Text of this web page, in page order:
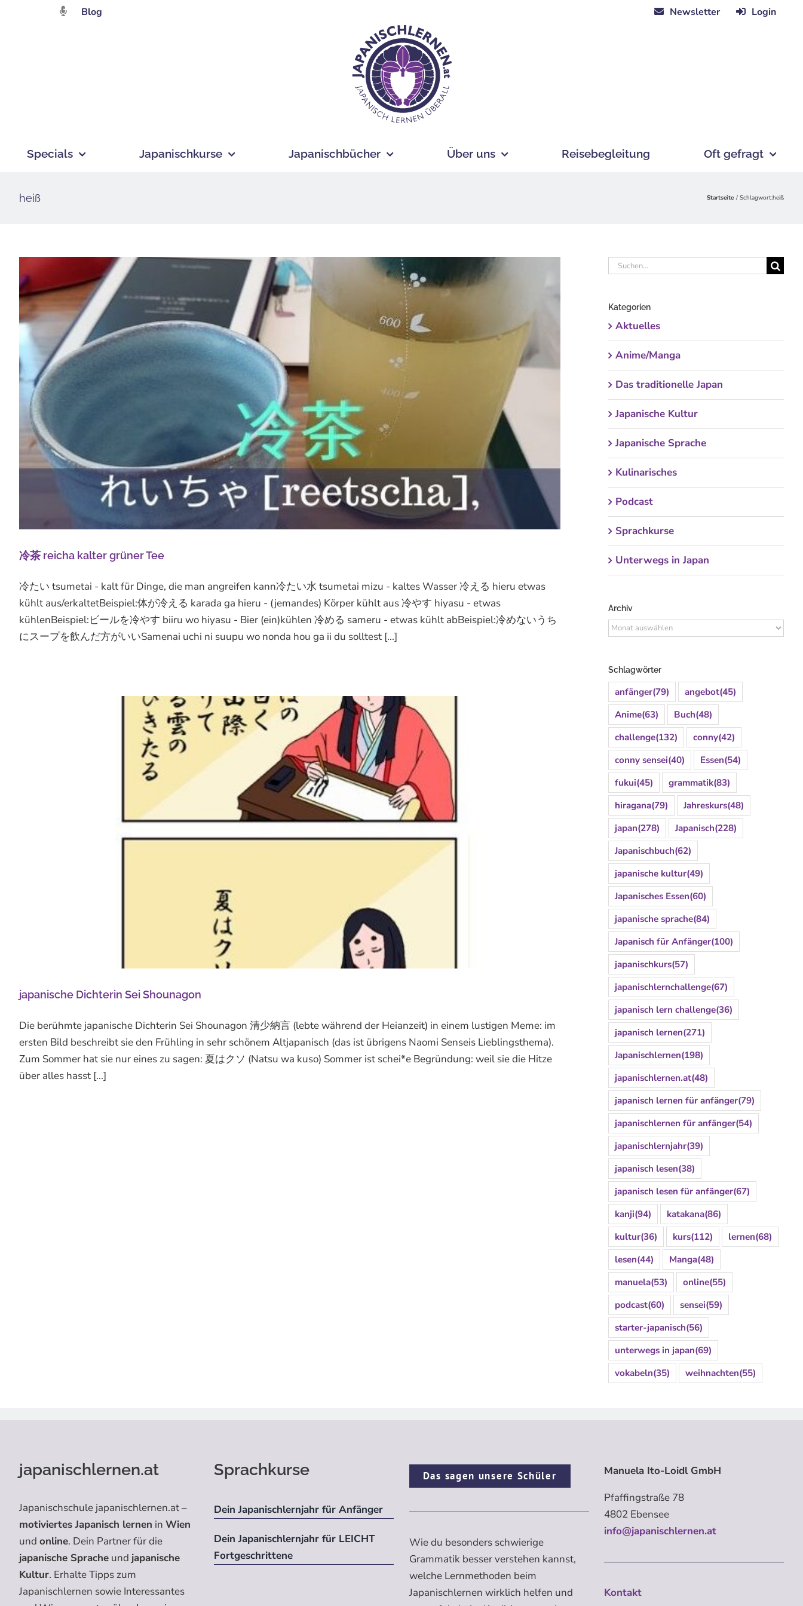
Blog Newsletter Login
Specials Japanischkurse Japanischbücher Über uns Reisebegleitung Oft gefragt
heiß Startseite Schlagwort:heiß
冷茶 reicha kalter grüner Tee
冷たい tsumetai - kalt für Dinge, die man angreifen kann冷たい水 tsumetai mizu - kaltes Wasser 冷える hieru etwas
kühlt aus/erkaltetBeispiel:体が冷える karada ga hieru - (jemandes) Körper kühlt aus 冷やす hiyasu - etwas
kühlenBeispiel:ビールを冷やす biiru wo hiyasu - Bier (ein)kühlen 冷める sameru - etwas kühlt abBeispiel:冷めないうち
にスープを飲んだ方がいいSamenai uchi ni suupu wo nonda hou ga ii du solltest [...]
japanische Dichterin Sei Shounagon
Die berühmte japanische Dichterin Sei Shounagon 清少納言 (lebte während der Heianzeit) in einem lustigen Meme: im
ersten Bild beschreibt sie den Frühling in sehr schönem Altjapanisch (das ist übrigens Naomi Senseis Lieblingsthema).
Zum Sommer hat sie nur eines zu sagen: 夏はクソ (Natsu wa kuso) Sommer ist schei*e Begründung: weil sie die Hitze
über alles hasst [...]
Suche
Kategorien
Aktuelles
Anime/Manga
Das traditionelle Japan
Japanische Kultur
Japanische Sprache
Kulinarisches
Podcast
Sprachkurse
Unterwegs in Japan
Archiv
Archiv
Schlagwörter
anfänger(79) angebot(45)
Anime(63) Buch(48)
challenge(132) conny(42)
conny sensei(40) Essen(54)
fukui(45) grammatik(83)
hiragana(79) Jahreskurs(48)
japan(278) Japanisch(228)
Japanischbuch(62)
japanische kultur(49)
Japanisches Essen(60)
japanische sprache(84)
Japanisch für Anfänger(100)
japanischkurs(57)
japanischlernchallenge(67)
japanisch lern challenge(36)
japanisch lernen(271)
Japanischlernen(198)
japanischlernen.at(48)
japanisch lernen für anfänger(79)
japanischlernen für anfänger(54)
japanischlernjahr(39)
japanisch lesen(38)
japanisch lesen für anfänger(67)
kanji(94) katakana(86)
kultur(36) kurs(112) lernen(68)
lesen(44) Manga(48)
manuela(53) online(55)
podcast(60) sensei(59)
starter-japanisch(56)
unterwegs in japan(69)
vokabeln(35) weihnachten(55)
japanischlernen.at
Japanischschule japanischlernen.at –
motiviertes Japanisch lernen in Wien
und online. Dein Partner für die
japanische Spracheund japanische
Kultur. Erhalte Tipps zum
Japanischlernen sowie Interessantes
Sprachkurse
Dein Japanischlernjahr für Anfänger
Dein Japanischlernjahr für LEICHT
Fortgeschrittene
Das sagen unsere Schüler
Wie du besonders schwierige
Grammatik besser verstehen kannst,
welche Lernmethoden beim
Japanischlernen wirklich helfen und
Manuela Ito-Loidl GmbH
Pfaffingstraße 78
4802 Ebensee
info@japanischlernen.at
Kontakt